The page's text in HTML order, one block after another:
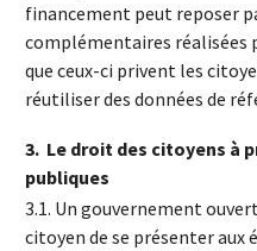
financement peut reposer
complémentaires réalisées
que ceux-ci privent les
réutiliser des données de
3. Le droit des citoyens à
publiques
3.1. Un gouvernement
citoyen de se présenter aux